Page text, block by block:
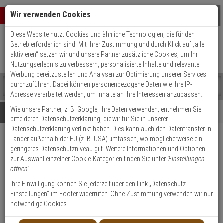
Warenkorb schließen
0 ARTIKEL IM WARENKORB
Ihr Warenkorb ist momentan leer.
Ergebnisse ()
Fertig
Shop
durchsuchen
Bitte
geben
Sie
mindestens
Zeichen
ein,
um
Suche
Es
wurde
noch
Kategorien
Suche
gestartet
+49 (0)821 899 493-0Mo. - Do.: 8:00 - 16:30 | Fr.: 8:00 - 14:00 Uhr
Kontaktservice nutzen
Details Beratung
Dahua - VTH5221DW-S2 -
Monitor - IP WIFI
Produktmerkmale
Datenblatt drucken
Wir verwenden Cookies
Diese Website nutzt Cookies und ähnliche Technologien, die für den
Betrieb erforderlich sind. Mit Ihrer Zustimmung und durch Klick auf „alle
aktivieren“ setzen wir und unsere Partner zusätzliche Cookies, um Ihr
Nutzungserlebnis zu verbessern, personalisierte Inhalte und relevante
Werbung bereitzustellen und Analysen zur Optimierung unserer Services
durchzuführen. Dabei können personenbezogene Daten wie Ihre IP-
Adresse verarbeitet werden, um Inhalte an Ihre Interessen anzupassen.
Wie unsere Partner, z. B. Google , Ihre Daten verwenden, entnehmen Sie
bitte deren Datenschutzerklärung, die wir für Sie in unserer
Datenschutzerklärung verlinkt haben. Dies kann auch den Datentransfer in
Länder außerhalb der EU (z. B. USA) umfassen, wo möglicherweise ein
geringeres Datenschutzniveau gilt. Weitere Informationen und Optionen
zur Auswahl einzelner Cookie-Kategorien finden Sie unter 'Einstellungen
öffnen'.
Ihre Einwilligung können Sie jederzeit über den Link „Datenschutz
Einstellungen“ im Footer widerrufen. Ohne Zustimmung verwenden wir nur
notwendige Cookies.